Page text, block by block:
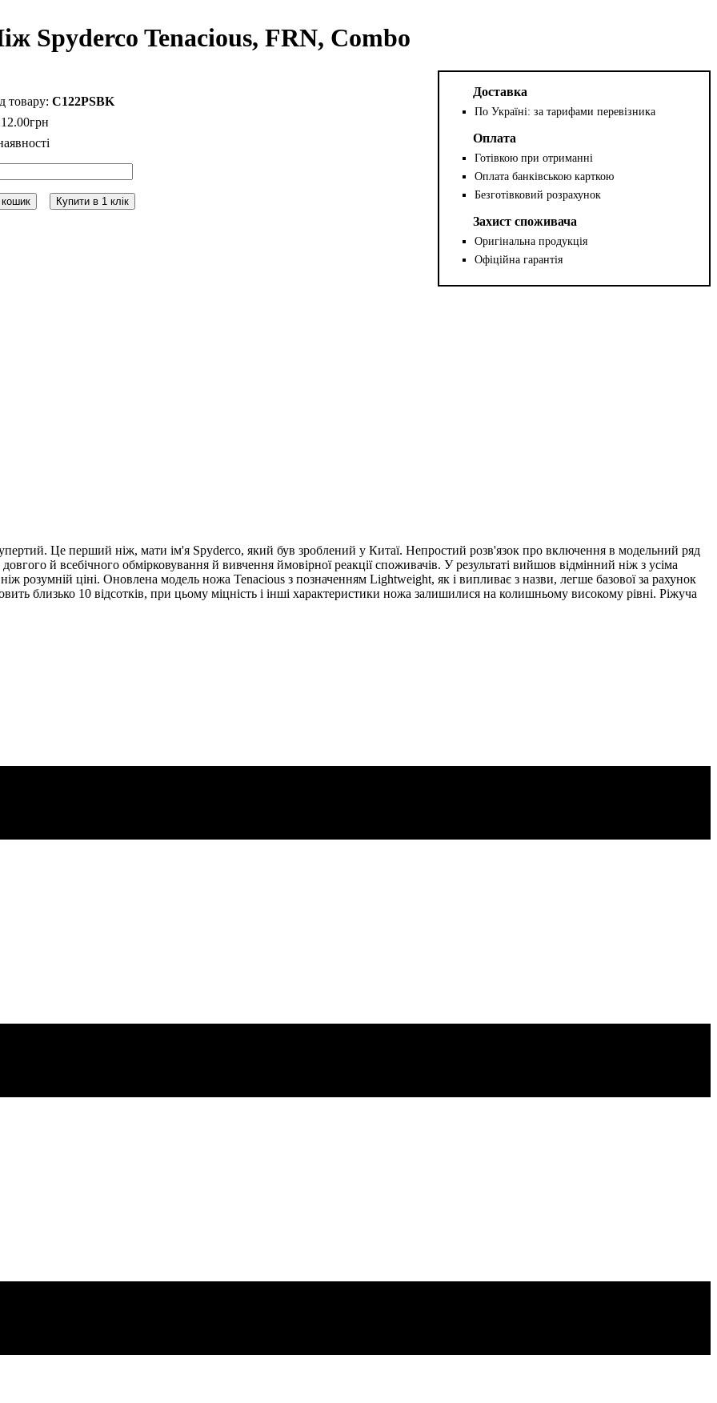
Spyderco Tenacious, FRN, Combo
C122PSBK
.00грн
Купити в 1 клік
Доставка
По Україні: за тарифами перевізника
Оплата
Готівкою при отриманні
Оплата банківською карткою
Безготівковий розрахунок
Захист споживача
Оригінальна продукція
Офіційна гарантія
Це перший ніж, мати ім'я Spyderco, який був зроблений у Китаї. Непростий розв'язок про включення в модельний ряд
й всебічного обмірковування й вивчення ймовірної реакції споживачів. У результаті вийшов відмінний ніж з усіма
розумній ціні. Оновлена модель ножа Tenacious з позначенням Lightweight, як і випливає з назви, легше базової за рахунок
близько 10 відсотків, при цьому міцність і інші характеристики ножа залишилися на колишньому високому рівні. Ріжуча